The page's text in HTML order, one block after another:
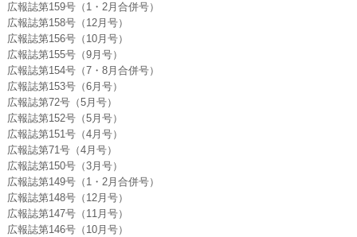
広報誌第159号（1・2月合併号）
広報誌第158号（12月号）
広報誌第156号（10月号）
広報誌第155号（9月号）
広報誌第154号（7・8月合併号）
広報誌第153号（6月号）
広報誌第72号（5月号）
広報誌第152号（5月号）
広報誌第151号（4月号）
広報誌第71号（4月号）
広報誌第150号（3月号）
広報誌第149号（1・2月合併号）
広報誌第148号（12月号）
広報誌第147号（11月号）
広報誌第146号（10月号）